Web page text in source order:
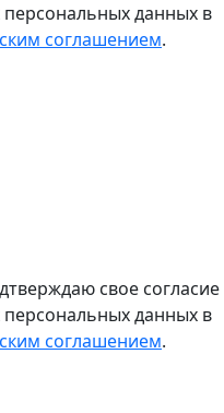
данных в
соглашением.
свое согласие
данных в
соглашением.